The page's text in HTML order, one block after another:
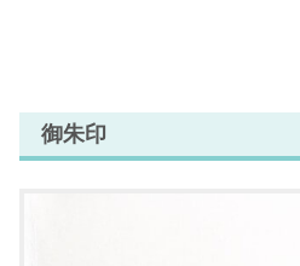
御朱印